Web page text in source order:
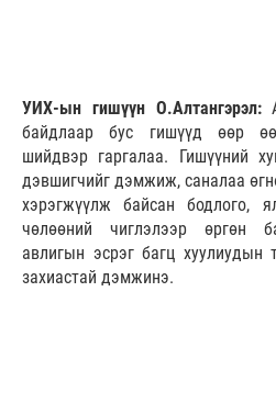
УИХ-ын гишүүн О.Алтангэрэл:
байдлаар бус гишүүд өөр
шийдвэр гаргалаа. Гишүүний
дэвшигчийг дэмжиж, саналаа
хэрэгжүүлж байсан бодлого,
чөлөөний чиглэлээр өргөн
авлигын эсрэг багц хуулиудын
захиастай дэмжинэ.